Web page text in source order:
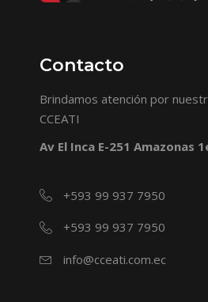
Contacto
Brindamos atención por
CCEATI
Av El Inca E-251 Amazonas
+593 99 937 7950
+593 99 937 7950
info@cceati.com.ec